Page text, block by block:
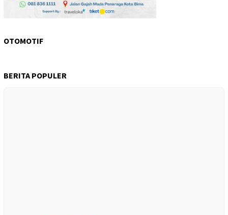
OTOMOTIF
BERITA POPULER